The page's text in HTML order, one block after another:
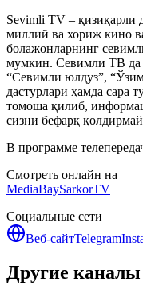
Sevimli TV – қизиқарли
миллий ва хориж кино
болажонларнинг
мумкин. Севимли ТВ да
“Севимли юлдуз”,
дастурлари ҳамда сара
томоша қилиб,
сизни бефарқ
В программе
Смотреть онлайн на
MediaBaySarkorTV
Социальные сети
Веб-сайтTelegram
Другие каналы